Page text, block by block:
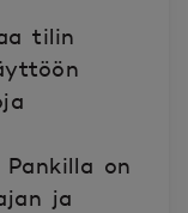
tilin
on
ja